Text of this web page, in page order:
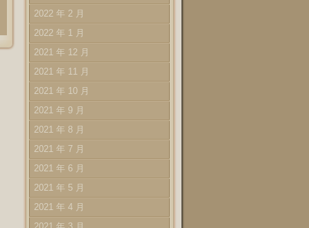
2022 年 2 月
2022 年 1 月
2021 年 12 月
2021 年 11 月
2021 年 10 月
2021 年 9 月
2021 年 8 月
2021 年 7 月
2021 年 6 月
2021 年 5 月
2021 年 4 月